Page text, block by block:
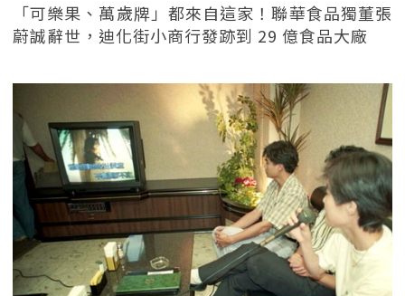
「可樂果、萬歲牌」都來自這家！聯華食品獨董張
蔚誠辭世，迪化街小商行發跡到 29 億食品大廠